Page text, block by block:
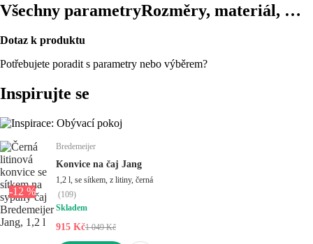
Všechny parametryRozměry, materiál, …
Dotaz k produktu
Potřebujete poradit s parametry nebo výběrem?
Inspirujte se
-12 %
Bredemeijer
Konvice na čaj Jang
1,2 l, se sítkem, z litiny, černá
(109)
Skladem
915 Kč1 049 Kč